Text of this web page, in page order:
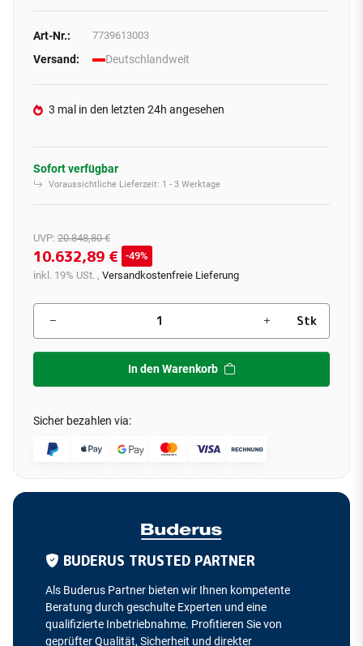
Art-Nr.: 7739613003
Versand: Deutschlandweit
3 mal in den letzten 24h angesehen
Sofort verfügbar
Voraussichtliche Lieferzeit: 1 - 3 Werktage
UVP: 20.848,80 €
10.632,89 €
49%
inkl. 19% USt. , Versandkostenfreie Lieferung
Stk
In den Warenkorb
Sicher bezahlen via:
BUDERUS TRUSTED PARTNER
Als Buderus Partner bieten wir Ihnen kompetente
Beratung durch geschulte Experten und eine
qualifizierte Inbetriebnahme. Profitieren Sie von
geprüfter Qualität, Sicherheit und direkter